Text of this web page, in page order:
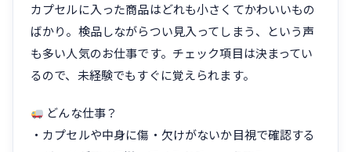
カプセルに入った商品はどれも小さくてかわいいもの
ばかり。検品しながらつい見入ってしまう、という声
も多い人気のお仕事です。チェック項目は決まってい
るので、未経験でもすぐに覚えられます。
どんな仕事？
・カプセルや中身に傷・欠けがないか目視で確認する